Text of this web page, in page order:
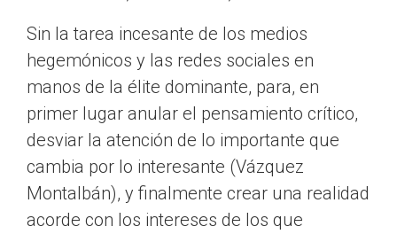
Sin la tarea incesante de los medios
hegemónicos y las redes sociales en
manos de la élite dominante, para, en
primer lugar anular el pensamiento crítico,
desviar la atención de lo importante que
cambia por lo interesante (Vázquez
Montalbán), y finalmente crear una realidad
acorde con los intereses de los que